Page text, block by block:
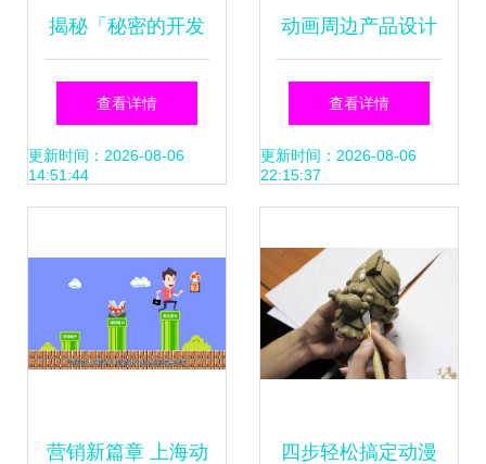
揭秘「秘密的开发
室」 未完待续的创
意宇宙与动漫背后
查看详情
更新时间：2026-08-06
14:51:44
动画周边产品设计
如何让动漫IP的价
值绽放
查看详情
更新时间：2026-08-06
22:15:37
营销新篇章 上海动 四步轻松搞定动漫